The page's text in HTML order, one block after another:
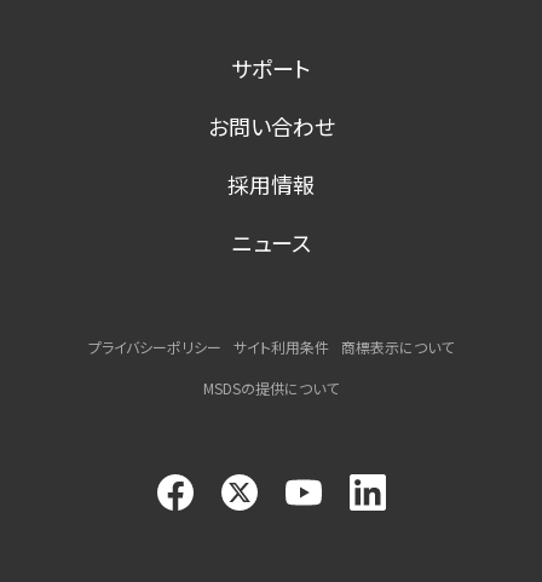
サポート
お問い合わせ
採用情報
ニュース
プライバシーポリシー サイト利用条件
商標表示について
MSDSの提供について